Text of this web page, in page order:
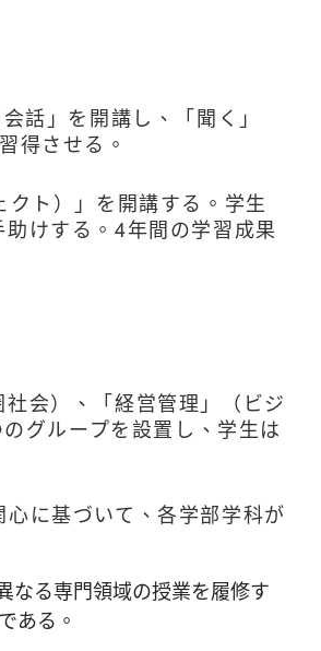
話」を開講し、「聞く」
得させる。
ト）」を開講する。学生
けする。4年間の学習成果
社会）、「経営管理」（ビジ
グループを設置し、学生は
に基づいて、各学部学科が
なる専門領域の授業を履修す
ある。